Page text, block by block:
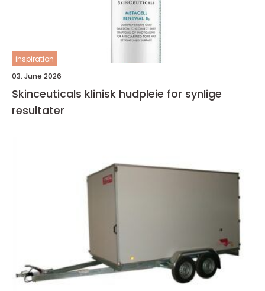
inspiration
03. June 2026
Skinceuticals klinisk hudpleie for synlige
resultater